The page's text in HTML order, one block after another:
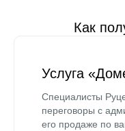
Как
Услуга
Специалисты
переговоры с
его продаже по